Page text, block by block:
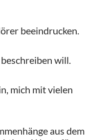
beeindrucken.
will.
mich mit vielen
aus dem